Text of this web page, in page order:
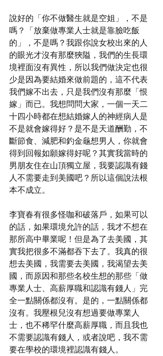
說好的「你不做醫生就是空姐」，不是
嗎？「放棄做專業人士就是靠臉吃飯
的」，不是嗎？我跟你說女校出來的人
的眼光才沒有那麼狹隘，我們的生長環
境裡面沒有異性，所以我們做決定也很
少是因為要結婚來做前題的，這不代表
我們嫁不出去，只是我們沒有那麼「恨
嫁」而已。我想問問大家，一個一天二
十四小時都在想結婚嫁人的神經病人是
不是就會嫁得好？是不是天道酬勤，不
斷節食、減肥和釣金龜想男人，你就會
得到回報如願嫁得好呢？其實我當時的
男朋友住在山頂獨立屋，我要認識有錢
人不需要走到美國吧？所以這個說法根
本不成立。
李寶春有很多怪咖和破落戶，如果可以
的話，如果環境允許的話，我才不想在
那所高中畢業呢！但是為了去美國，其
實我把很多不滿都吞下去了。我真的很
想去美國，我需要去美國，我渴望去美
國，而原因和那些名校生想的那些「做
專業人士、高薪厚職和認識有錢人」完
全一點關係都沒有。是的，一點關係都
沒有。我壓根兒沒有想過要做專業人
士，也不稀罕什麼高薪厚職，而且我也
不需要認識有錢人，或者說吧，我不需
要在學校的環境裡認識有錢人。